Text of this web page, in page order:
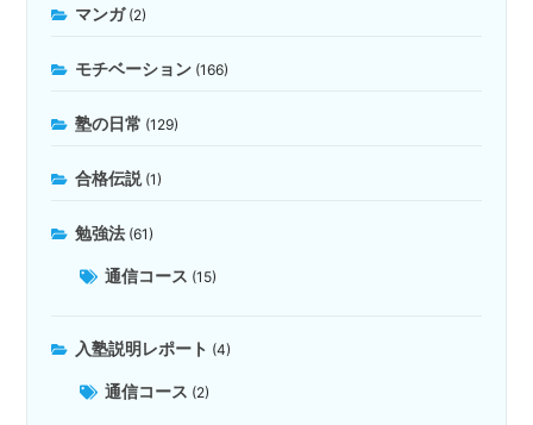
マンガ(2)
モチベーション (166)
塾の日常 (129)
合格伝説(1)
勉強法 (61)
通信コース (15)
入塾説明レポート (4)
通信コース (2)